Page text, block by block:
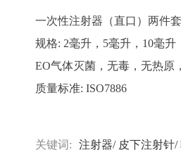
一次性注射器（直口）两件套
规格: 2毫升，5毫升，10毫升
EO气体灭菌，无毒，无热原
质量标准: ISO7886
关键词: 注射器/ 皮下注射针/